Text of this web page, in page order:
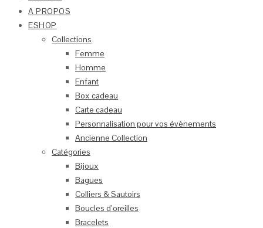
A PROPOS
ESHOP
Collections
Femme
Homme
Enfant
Box cadeau
Carte cadeau
Personnalisation pour vos évènements
Ancienne Collection
Catégories
Bijoux
Bagues
Colliers & Sautoirs
Boucles d’oreilles
Bracelets